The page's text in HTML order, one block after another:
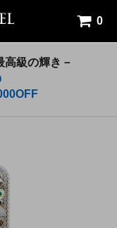
0
高級の輝き－